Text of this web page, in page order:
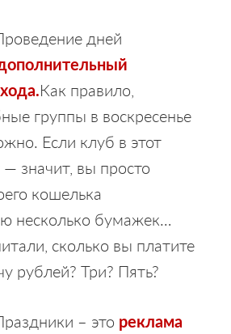
дней
Как правило,
группы в воскресенье
Если клуб в этот
— значит, вы просто
кошелька
несколько бумажек…
сколько вы платите
рублей? Три? Пять?
– это реклама